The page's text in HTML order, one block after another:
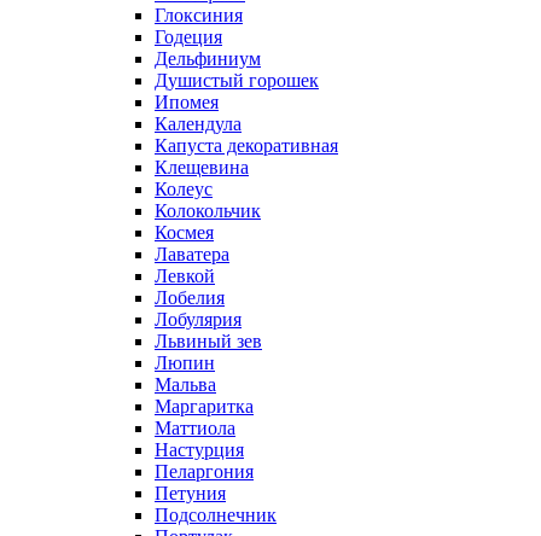
Глоксиния
Годеция
Дельфиниум
Душистый горошек
Ипомея
Календула
Капуста декоративная
Клещевина
Колеус
Колокольчик
Космея
Лаватера
Левкой
Лобелия
Лобулярия
Львиный зев
Люпин
Мальва
Маргаритка
Маттиола
Настурция
Пеларгония
Петуния
Подсолнечник